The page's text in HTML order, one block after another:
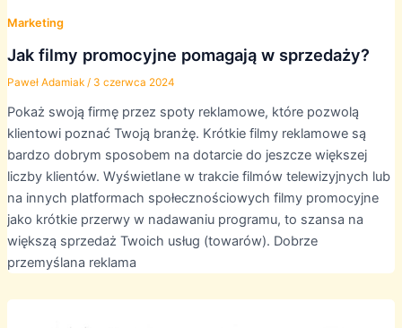
Marketing
Jak filmy promocyjne pomagają w sprzedaży?
Paweł Adamiak / 3 czerwca 2024
Pokaż swoją firmę przez spoty reklamowe, które pozwolą
klientowi poznać Twoją branżę. Krótkie filmy reklamowe są
bardzo dobrym sposobem na dotarcie do jeszcze większej
liczby klientów. Wyświetlane w trakcie filmów telewizyjnych lub
na innych platformach społecznościowych filmy promocyjne
jako krótkie przerwy w nadawaniu programu, to szansa na
większą sprzedaż Twoich usług (towarów). Dobrze
przemyślana reklama